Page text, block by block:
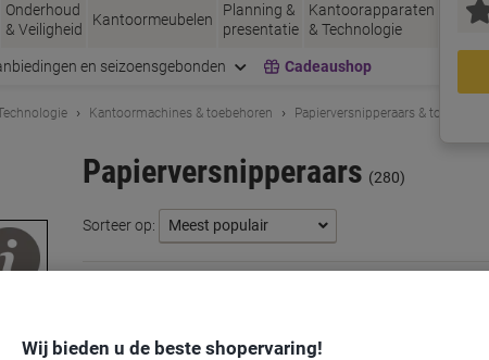
Onderhoud
& Veiligheid
Kantoormeubelen
Planning &
presentatie
Kantoorapparaten
& Technologie
Inkt &
Toner
en seizoensgebonden Cadeaushop
Kantoormachines & toebehoren Papierversnipperaars & toebehoren
Papierversnipperaars (280)
Sorteer op:
Wij bieden u de beste shopervaring!